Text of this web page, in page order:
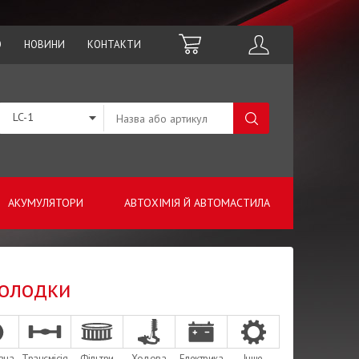
НОВИНИ КОНТАКТИ
АКУМУЛЯТОРИ АВТОХІМІЯ Й АВТОМАСТИЛА
LC-1